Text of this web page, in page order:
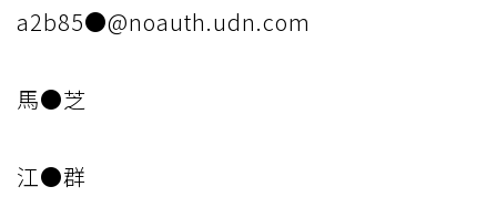
a2b85●@noauth.udn.com
馬●芝
江●群